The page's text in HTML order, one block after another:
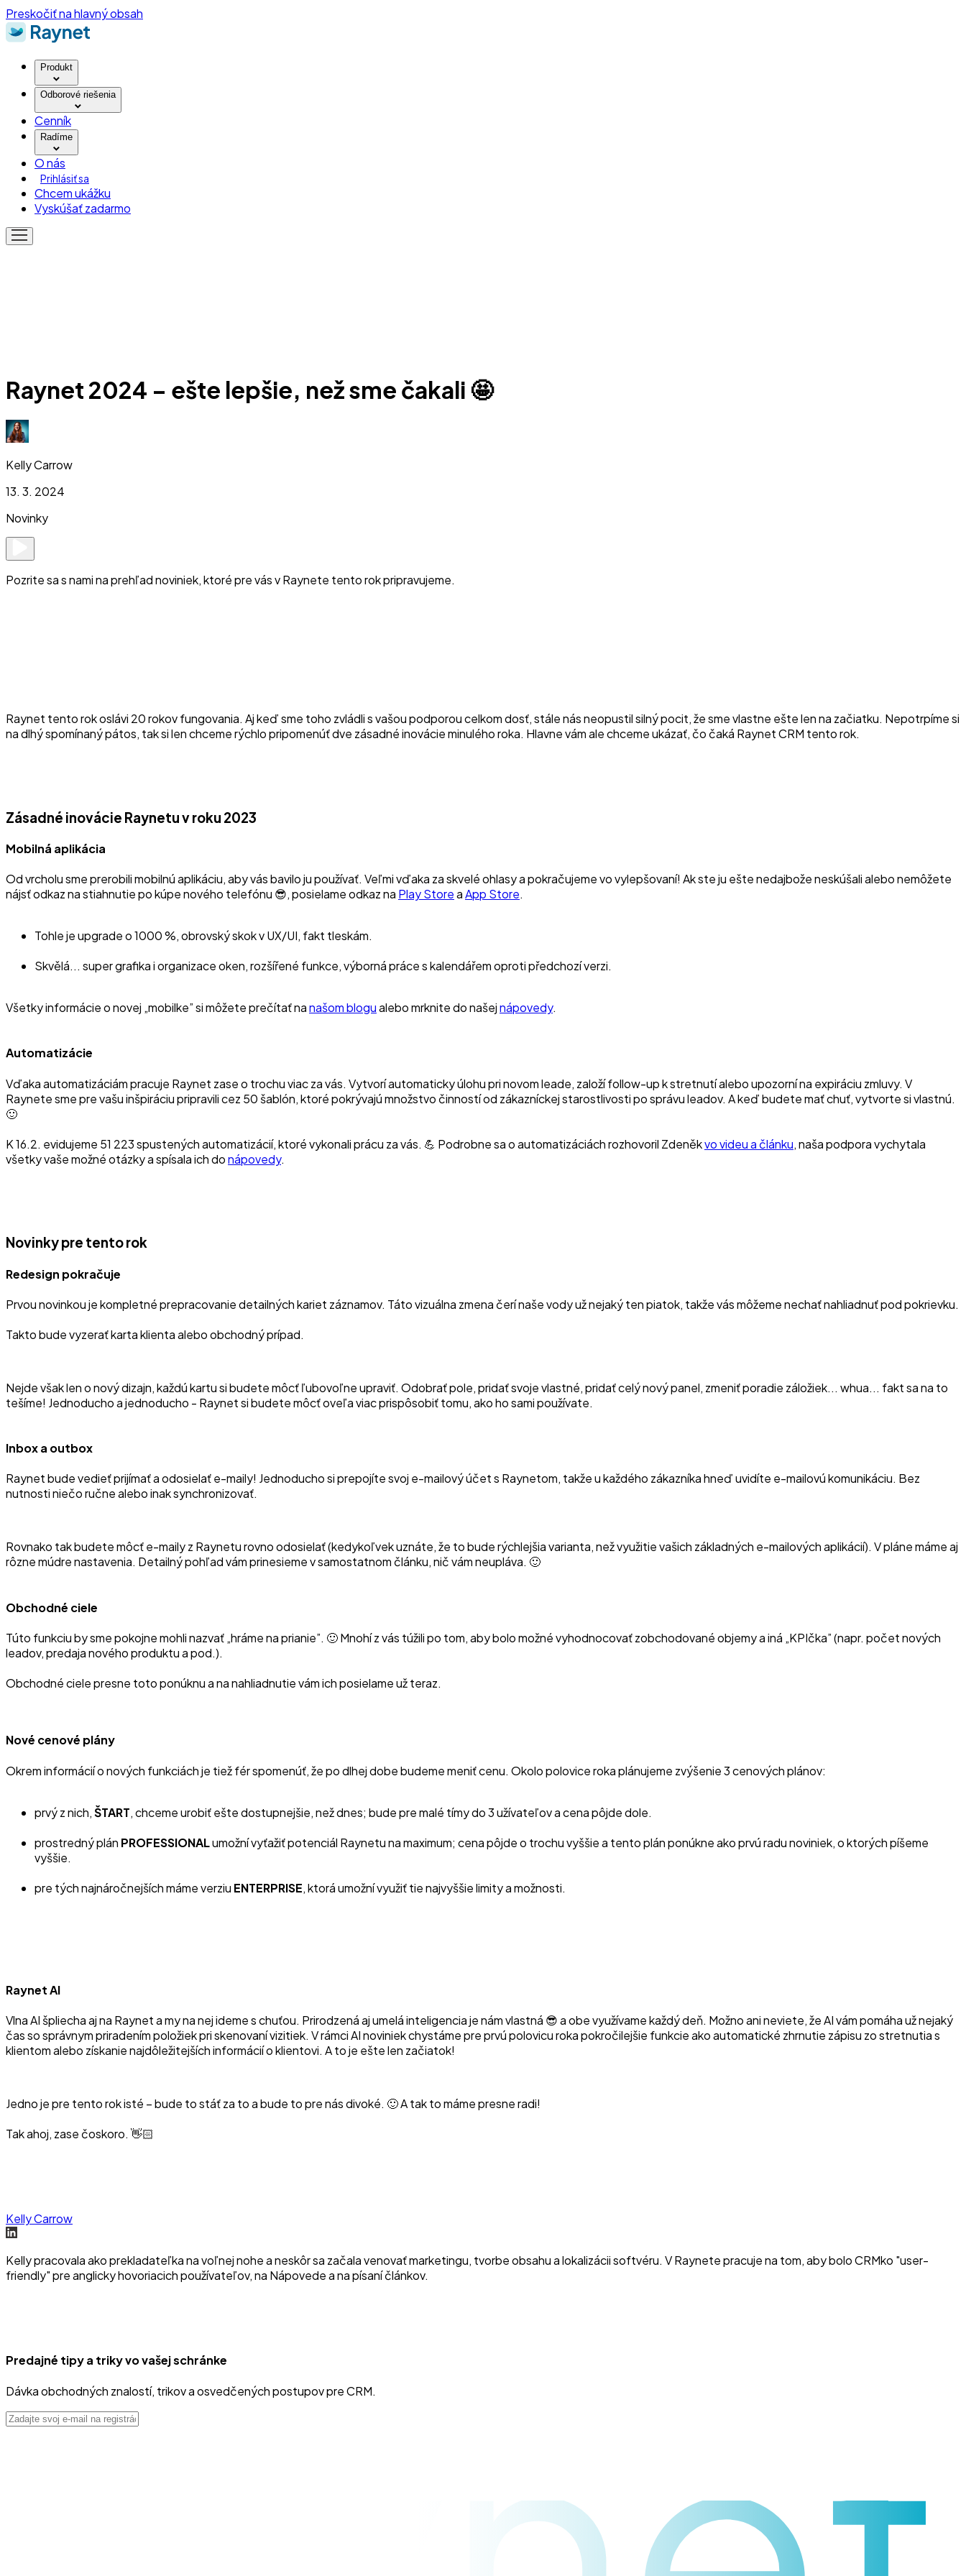
Preskočiť na hlavný obsah
Produkt
Odborové riešenia
Cenník
Radíme
O nás
Prihlásiť sa
Chcem ukážku
Vyskúšať zadarmo
Raynet 2024 –⁠⁠⁠⁠⁠ ešte lepšie, než sme čakali 🤩
Kelly Carrow
13. 3. 2024
Novinky
Pozrite sa s nami na prehľad noviniek, ktoré pre vás v Raynete tento rok pripravujeme.
Raynet tento rok oslávi 20 rokov fungovania. Aj keď sme toho zvládli s vašou podporou celkom dosť, stále nás neopustil silný pocit, že sme vlastne ešte len na začiatku. Nepotrpíme si
na dlhý spomínaný pátos, tak si len chceme rýchlo pripomenúť dve zásadné inovácie minulého roka. Hlavne vám ale chceme ukázať, čo čaká Raynet CRM tento rok.
Zásadné inovácie Raynetu v roku 2023
Mobilná aplikácia
Od vrcholu sme prerobili mobilnú aplikáciu, aby vás bavilo ju používať. Veľmi vďaka za skvelé ohlasy a pokračujeme vo vylepšovaní! Ak ste ju ešte nedajbože neskúšali alebo nemôžete
nájsť odkaz na stiahnutie po kúpe nového telefónu 😎, posielame odkaz na Play StoreaApp Store.
Tohle je upgrade o 1000 %, obrovský skok v UX/UI, fakt tleskám.
Skvělá... super grafika i organizace oken, rozšířené funkce, výborná práce s kalendářem oproti předchozí verzi.
Všetky informácie o novej „mobilke” si môžete prečítať nanašom blogualebo mrknite do našejnápovedy.
Automatizácie
Vďaka automatizáciám pracuje Raynet zase o trochu viac za vás. Vytvorí automaticky úlohu pri novom leade, založí follow-up k stretnutí alebo upozorní na expiráciu zmluvy. V
Raynete sme pre vašu inšpiráciu pripravili cez 50 šablón, ktoré pokrývajú množstvo činností od zákazníckej starostlivosti po správu leadov. A keď budete mať chuť, vytvorte si vlastnú.
🙂
K 16.2. evidujeme 51 223 spustených automatizácií, ktoré vykonali prácu za vás. 💪 Podrobne sa o automatizáciách rozhovoril Zdeněkvo videu a článku, naša podpora vychytala
všetky vaše možné otázky a spísala ich donápovedy.
Novinky pre tento rok
Redesign pokračuje
Prvou novinkou je kompletné prepracovanie detailných kariet záznamov. Táto vizuálna zmena čerí naše vody už nejaký ten piatok, takže vás môžeme nechať nahliadnuť pod pokrievku.
Takto bude vyzerať karta klienta alebo obchodný prípad.
Nejde však len o nový dizajn, každú kartu si budete môcť ľubovoľne upraviť. Odobrať pole, pridať svoje vlastné, pridať celý nový panel, zmeniť poradie záložiek... whua... fakt sa na to
tešíme! Jednoducho a jednoducho - Raynet si budete môcť oveľa viac prispôsobiť tomu, ako ho sami používate.
Inbox a outbox
Raynet bude vedieť prijímať a odosielať e-maily! Jednoducho si prepojíte svoj e-mailový účet s Raynetom, takže u každého zákazníka hneď uvidíte e-mailovú komunikáciu. Bez
nutnosti niečo ručne alebo inak synchronizovať.
Rovnako tak budete môcť e-maily z Raynetu rovno odosielať (kedykoľvek uznáte, že to bude rýchlejšia varianta, než využitie vašich základných e-mailových aplikácií). V pláne máme aj
rôzne múdre nastavenia. Detailný pohľad vám prinesieme v samostatnom článku, nič vám neupláva. 🙂
Obchodné ciele
Túto funkciu by sme pokojne mohli nazvať „hráme na prianie”. 🙂 Mnohí z vás túžili po tom, aby bolo možné vyhodnocovať zobchodované objemy a iná „KPIčka” (napr. počet nových
leadov, predaja nového produktu a pod.).
Obchodné ciele presne toto ponúknu a na nahliadnutie vám ich posielame už teraz.
Nové cenové plány
Okrem informácií o nových funkciách je tiež fér spomenúť, že po dlhej dobe budeme meniť cenu. Okolo polovice roka plánujeme zvýšenie 3 cenových plánov:
prvý z nich,ŠTART, chceme urobiť ešte dostupnejšie, než dnes; bude pre malé tímy do 3 užívateľov a cena pôjde dole.
prostredný plán PROFESSIONALumožní vyťažiť potenciál Raynetu na maximum; cena pôjde o trochu vyššie a tento plán ponúkne ako prvú radu noviniek, o ktorých píšeme
vyššie.
pre tých najnáročnejších máme verziu ENTERPRISE, ktorá umožní využiť tie najvyššie limity a možnosti.
Raynet AI
Vlna AI špliecha aj na Raynet a my na nej ideme s chuťou. Prirodzená aj umelá inteligencia je nám vlastná 😎 a obe využívame každý deň. Možno ani neviete, že AI vám pomáha už nejaký
čas so správnym priradením položiek pri skenovaní vizitiek. V rámci AI noviniek chystáme pre prvú polovicu roka pokročilejšie funkcie ako automatické zhrnutie zápisu zo stretnutia s
klientom alebo získanie najdôležitejších informácií o klientovi. A to je ešte len začiatok!
Jedno je pre tento rok isté – bude to stáť za to a bude to pre nás divoké. 🙂 A tak to máme presne radi!
Tak ahoj, zase čoskoro. 👋🏻
Kelly Carrow
Kelly pracovala ako prekladateľka na voľnej nohe a neskôr sa začala venovať marketingu, tvorbe obsahu a lokalizácii softvéru. V Raynete pracuje na tom, aby bolo CRMko "user-
friendly" pre anglicky hovoriacich používateľov, na Nápovede a na písaní článkov.
Predajné tipy a triky vo vašej schránke
Dávka obchodných znalostí, trikov a osvedčených postupov pre CRM.